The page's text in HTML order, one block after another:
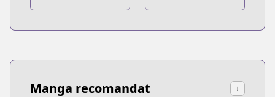
Manga recomandat ↓